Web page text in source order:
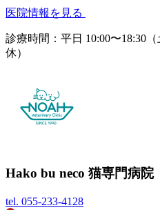
医院情報を見る
診療時間：平日 10:00〜18:30
休）
Hako bu neco 猫専門病院
tel. 055-233-4128